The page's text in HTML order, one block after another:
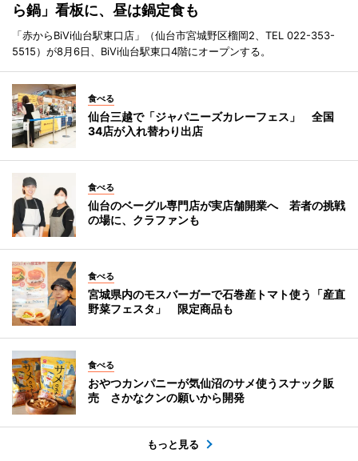
ら鍋」看板に、昼は鍋定食も
「赤からBiVi仙台駅東口店」（仙台市宮城野区榴岡2、TEL 022-353-
5515）が8月6日、BiVi仙台駅東口4階にオープンする。
食べる
仙台三越で「ジャパニーズカレーフェス」 全国
34店が入れ替わり出店
食べる
仙台のベーグル専門店が実店舗開業へ 若者の挑戦
の場に、クラファンも
食べる
宮城県内のモスバーガーで石巻産トマト使う「産直
野菜フェスタ」 限定商品も
食べる
おやつカンパニーが気仙沼のサメ使うスナック販
売 さかなクンの願いから開発
もっと見る